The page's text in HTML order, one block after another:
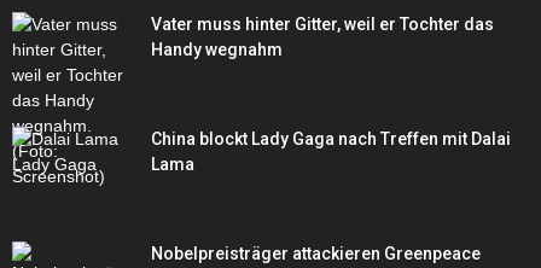
Vater muss hinter Gitter, weil er Tochter das
Handy wegnahm
China blockt Lady Gaga nach Treffen mit Dalai
Lama
Nobelpreisträger attackieren Greenpeace